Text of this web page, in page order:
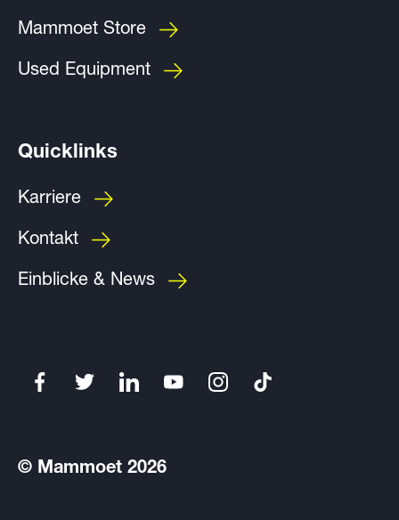
Mammoet Store
Used Equipment
Quicklinks
Karriere
Kontakt
Einblicke & News
© Mammoet 2026